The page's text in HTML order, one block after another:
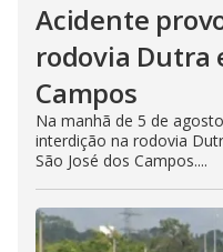
Acidente
rodovia Dutra
Campos
Na manhã de 5 de
interdição na rodovia
São José dos Campos....